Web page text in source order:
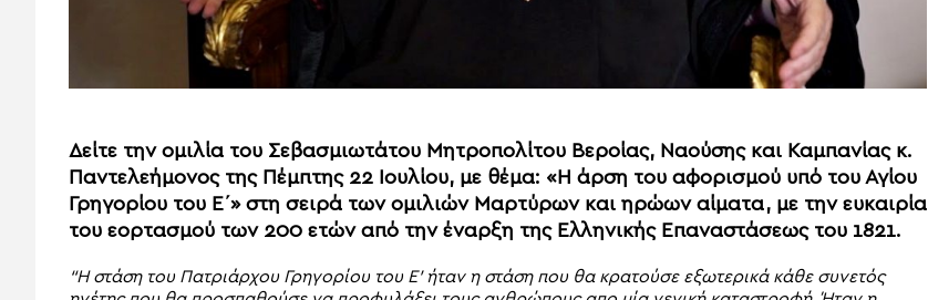
Δείτε την ομιλία του Σεβασμιωτάτου Μητροπολίτου Βεροίας, Ναούσης και Καμπανίας κ.
Παντελεήμονος της Πέμπτης 22 Ιουλίου, με θέμα: «Η άρση του αφορισμού υπό του Αγίου
Γρηγορίου του Ε΄» στη σειρά των ομιλιών Μαρτύρων και ηρώων αίματα, με την ευκαιρία
του εορτασμού των 200 ετών από την έναρξη της Ελληνικής Επαναστάσεως του 1821.
“Η στάση του Πατριάρχου Γρηγορίου του Ε’ ήταν η στάση που θα κρατούσε εξωτερικά κάθε συνετός
εορτή της Θείας
Μεταμορφώσεως στο
Κιλκίς